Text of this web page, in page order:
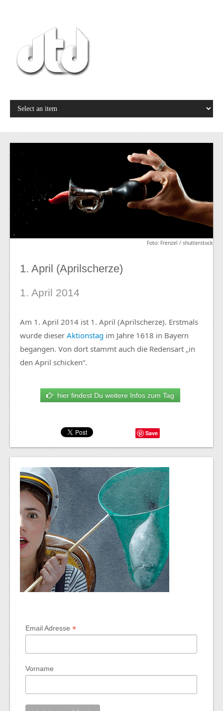
Foto: Frenzel / shutterstock
1. April (Aprilscherze)
1. April 2014
Am 1. April 2014 ist 1. April (Aprilscherze). Erstmals
wurde dieser Aktionstag im Jahre 1618 in Bayern
begangen. Von dort stammt auch die Redensart „in
den April schicken“.
hier findest Du weitere Infos zum Tag
Save
Email Adresse*
Vorname